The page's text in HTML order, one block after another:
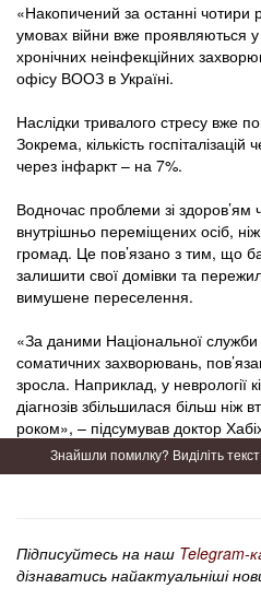
«Накопичений за останні чотири
умовах війни вже проявляються
хронічних неінфекційних
офісу ВООЗ в Україні.
Наслідки тривалого стресу вже
Зокрема, кількість
через інфаркт – на 7%.
Водночас проблеми зі здоров’ям
внутрішньо переміщених осіб,
громад. Це пов’язано з тим, що
залишити свої домівки та
вимушене переселення.
«За даними Національної служби
соматичних захворювань,
зросла. Наприклад, у неврології
діагнозів збільшилася більш ніж
роком», – підсумував доктор
Знайшли помилку? Виділіть текст
Підписуйтесь на наш Telegram-
дізнаватись найактуальніші